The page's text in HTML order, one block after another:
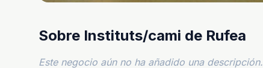
Sobre Instituts/cami de Rufea
Este negocio aún no ha añadido una descripción.